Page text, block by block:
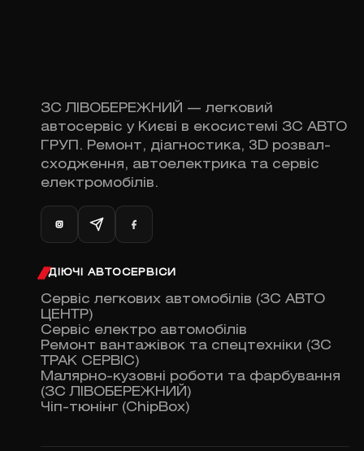
ЗС ЛІВОБЕРЕЖНИЙ — легковий
автосервіс у Києві в екосистемі ЗС АВТО
ГРУП. Ремонт, діагностика, 3D розвал-
сходження, автоелектрика та сервіс
електромобілів.
ДІЮЧІ АВТОСЕРВІСИ
Сервіс легкових автомобілів (ЗС АВТО
ЦЕНТР)
Сервіс електро автомобілів
Ремонт вантажівок та спецтехніки (ЗС
ТРАК СЕРВІС)
Малярно-кузовні роботи та фарбування
(ЗС ЛІВОБЕРЕЖНИЙ)
Чіп-тюнінг (ChipBox)